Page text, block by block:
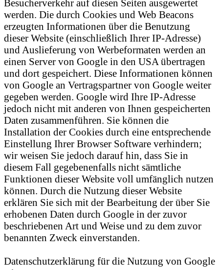
Besucherverkehr auf diesen Seiten ausgewertet
werden. Die durch Cookies und Web Beacons
erzeugten Informationen über die Benutzung
dieser Website (einschließlich Ihrer IP-Adresse)
und Auslieferung von Werbeformaten werden an
einen Server von Google in den USA übertragen
und dort gespeichert. Diese Informationen können
von Google an Vertragspartner von Google weiter
gegeben werden. Google wird Ihre IP-Adresse
jedoch nicht mit anderen von Ihnen gespeicherten
Daten zusammenführen. Sie können die
Installation der Cookies durch eine entsprechende
Einstellung Ihrer Browser Software verhindern;
wir weisen Sie jedoch darauf hin, dass Sie in
diesem Fall gegebenenfalls nicht sämtliche
Funktionen dieser Website voll umfänglich nutzen
können. Durch die Nutzung dieser Website
erklären Sie sich mit der Bearbeitung der über Sie
erhobenen Daten durch Google in der zuvor
beschriebenen Art und Weise und zu dem zuvor
benannten Zweck einverstanden.
Datenschutzerklärung für die Nutzung von Google